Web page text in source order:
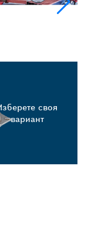
своя
вариант